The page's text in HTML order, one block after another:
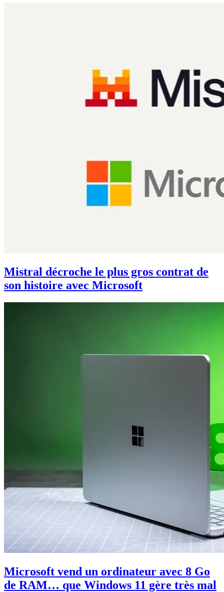
Mistral décroche le plus gros contrat de
son histoire avec Microsoft
Microsoft vend un ordinateur avec 8 Go
de RAM… que Windows 11 gère très mal